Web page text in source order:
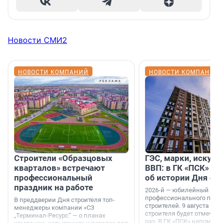
Новости СМИ2
НОВОСТИ КОМПАНИЙ
Строители «Образцовых
кварталов» встречают
профессиональный
праздник на работе
В преддверии Дня строителя топ-
менеджеры компании «СЗ
„Терминал-Ресурс“ — о планах
НОВОСТИ
ГЭС, марки,
ВВП: в ГК «ПСК»
об истории Дня
2026-й — юбилейный
профессионального
строителей. 9 августа
строителя будет
раз. В ГК «ПСК»